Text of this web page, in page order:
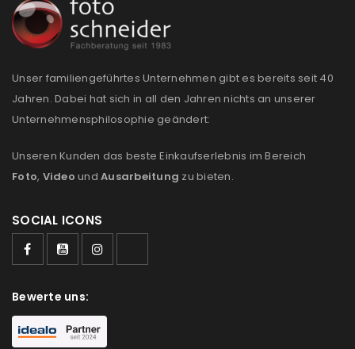
REGISTRIEREN
Unser familiengeführtes Unternehmen gibt es bereits seit 40
Jahren. Dabei hat sich in all den Jahren nichts an unserer
Unternehmensphilosophie geändert:
Unseren Kunden das beste Einkaufserlebnis im Bereich
Foto, Video und Ausarbeitung zu bieten.
SOCIAL ICONS
Bewerte uns: